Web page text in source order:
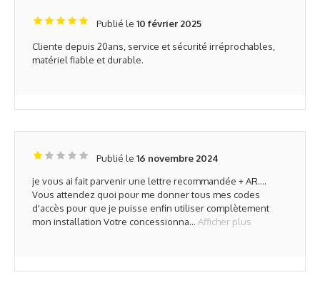
Publié le 10 février 2025
Cliente depuis 20ans, service et sécurité irréprochables,
matériel fiable et durable.
Publié le 16 novembre 2024
je vous ai fait parvenir une lettre recommandée + AR....
Vous attendez quoi pour me donner tous mes codes
d'accès pour que je puisse enfin utiliser complètement
mon installation Votre concessionna... Afficher plus